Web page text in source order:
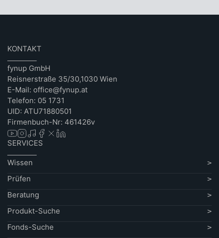
KONTAKT
fynup GmbH
Reisnerstraße 35/30,1030 Wien
E-Mail: office@fynup.at
Telefon: 05 1731
UID: ATU71880501
Firmenbuch-Nr: 461426v
SERVICES
Wissen
Prüfen
Beratung
Produkt-Suche
Fonds-Suche